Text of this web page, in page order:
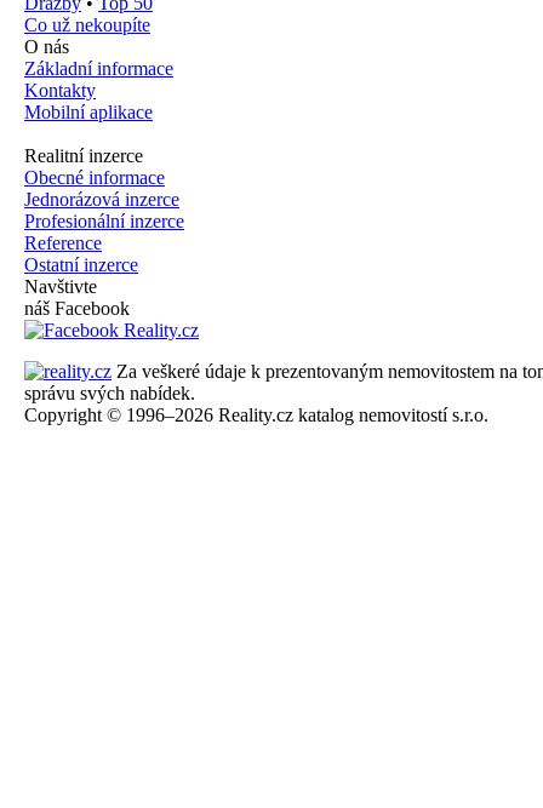
Co už nekoupíte
O nás
Základní informace
Kontakty
Mobilní aplikace
Realitní inzerce
Obecné informace
Jednorázová inzerce
Profesionální inzerce
Reference
Ostatní inzerce
Navštivte
náš Facebook
Za veškeré údaje k prezentovaným nemovitostem na
správu svých nabídek.
Copyright © 1996–2026 Reality.cz katalog nemovitostí s.r.o.